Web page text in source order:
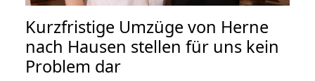
Kurzfristige Umzüge von Herne
nach Hausen stellen für uns kein
Problem dar